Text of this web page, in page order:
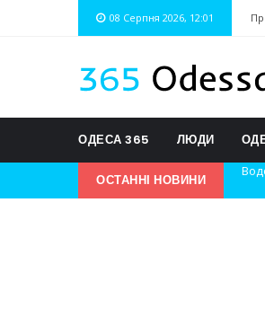
08 Серпня 2026, 12:01
ОДЕСА 365 ЛЮДИ
ОСТАННІ НОВИНИ